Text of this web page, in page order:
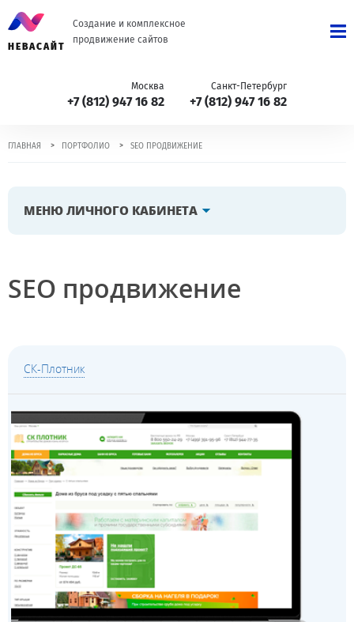
Создание и комплексное
продвижение сайтов
НЕВАСАЙТ
Москва
+7 (812) 947 16 82
Санкт-Петербург
+7 (812) 947 16 82
ГЛАВНАЯ > ПОРТФОЛИО > SEO ПРОДВИЖЕНИЕ
МЕНЮ ЛИЧНОГО КАБИНЕТА
SEO продвижение
СК-Плотник